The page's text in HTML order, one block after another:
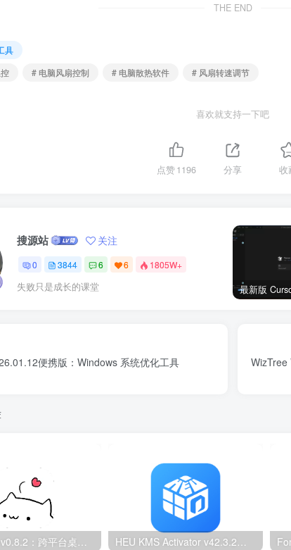
THE END
具
# 电脑风扇控制 # 电脑散热软件 # 风扇转速调节
喜欢就支持一下吧
点赞1196 分享 收
搜源站 关注
0 3844 6 6 1805W+
失败只是成长的课堂
便携版：Windows 系统优化工具
WizTree
BongoCat v0.8.2：跨平台桌面互动猫咪随加30款皮肤 HEU KMS Activator v42.3.2：Windows/Office智能激活工具